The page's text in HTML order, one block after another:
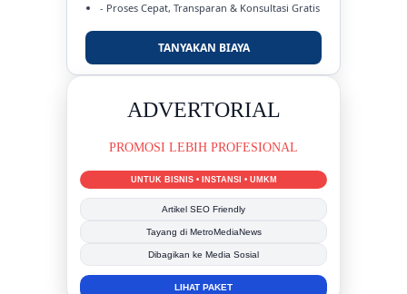
- Proses Cepat, Transparan & Konsultasi Gratis
TANYAKAN BIAYA
DUKUNG KAMI
MEDIA INFORMASI TERPERCAYA
Publikasi Kegiatan
Berita Promosi
Tingkatkan Branding Anda
INFO SELENGKAPNYA